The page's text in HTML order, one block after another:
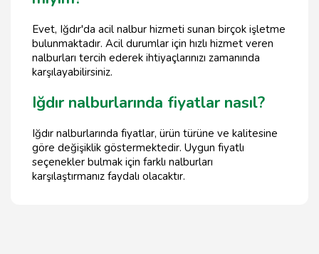
Evet, Iğdır'da acil nalbur hizmeti sunan birçok işletme
bulunmaktadır. Acil durumlar için hızlı hizmet veren
nalburları tercih ederek ihtiyaçlarınızı zamanında
karşılayabilirsiniz.
Iğdır nalburlarında fiyatlar nasıl?
Iğdır nalburlarında fiyatlar, ürün türüne ve kalitesine
göre değişiklik göstermektedir. Uygun fiyatlı
seçenekler bulmak için farklı nalburları
karşılaştırmanız faydalı olacaktır.